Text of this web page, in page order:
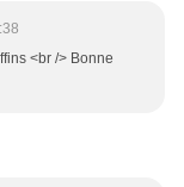
<br /> Bonne